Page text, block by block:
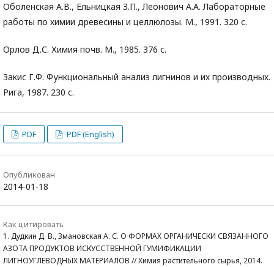
Оболенская А.В., Ельницкая З.П., Леонович А.А. Лабораторные
работы по химии древесины и целлюлозы. М., 1991. 320 с.
Орлов Д.С. Химия почв. М., 1985. 376 с.
Закис Г.Ф. Функциональный анализ лигнинов и их производных.
Рига, 1987. 230 с.
PDF PDF (English)
Опубликован
2014-01-18
Как цитировать
1. Дудкин Д. В., Змановская А. С. О ФОРМАХ ОРГАНИЧЕСКИ СВЯЗАННОГО
АЗОТА ПРОДУКТОВ ИСКУССТВЕННОЙ ГУМИФИКАЦИИ
ЛИГНОУГЛЕВОДНЫХ МАТЕРИАЛОВ // Химия растительного сырья, 2014.